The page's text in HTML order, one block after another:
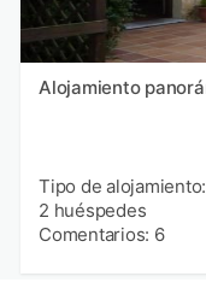
Alojamiento
Tipo de
2 huéspedes
Comentarios: 6